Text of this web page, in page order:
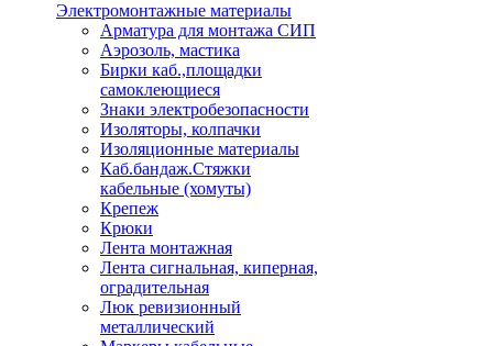
Электромонтажные материалы
Арматура для монтажа СИП
Аэрозоль, мастика
Бирки каб.,площадки
самоклеющиеся
Знаки электробезопасности
Изоляторы, колпачки
Изоляционные материалы
Каб.бандаж.Стяжки
кабельные (хомуты)
Крепеж
Крюки
Лента монтажная
Лента сигнальная, киперная,
оградительная
Люк ревизионный
металлический